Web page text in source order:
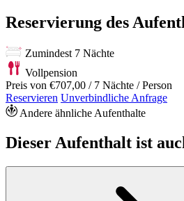
Reservierung des
Zumindest 7 Nächte
Vollpension
Preis von €707,00 / 7 Nächte / Person
Reservieren Unverbindliche Anfrage
Andere ähnliche Aufenthalte
Dieser Aufenthalt ist